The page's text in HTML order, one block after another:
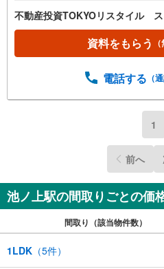
不動産投資TOKYOリスタイル
資料をもらう
電話する （
1
前へ
池ノ上駅の間取りごとの価
間取り（該当物件数）
1LDK （5件）